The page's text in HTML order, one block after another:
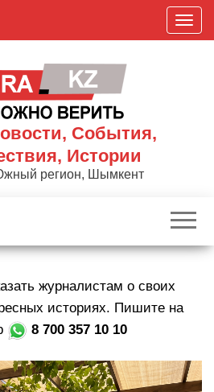
П
о
к
р
в
и
События,
Истории
регион, Шымкент
журналистам о своих
историях. Пишите на
8 700 357 10 10